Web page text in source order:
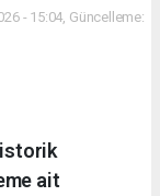
- 15:04, Güncelleme:
ait